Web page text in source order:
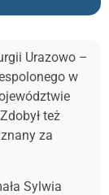
Urazowo –
w
też
za
Sylwia